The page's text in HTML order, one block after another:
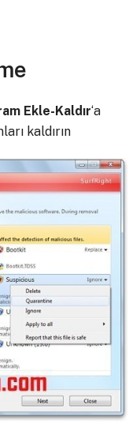
Ekle-Kaldır‘a
kaldırın